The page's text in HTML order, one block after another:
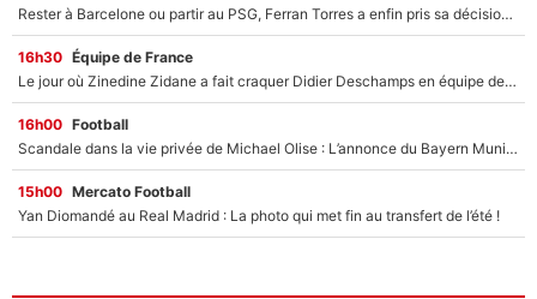
Rester à Barcelone ou partir au PSG, Ferran Torres a enfin pris sa décision : La course contre la montre est lancée !
16h30 Équipe de France
Le jour où Zinedine Zidane a fait craquer Didier Deschamps en équipe de France : «Je m’en suis voulu», l’ancien sélectionneur a regretté son geste !
16h00 Football
Scandale dans la vie privée de Michael Olise : L’annonce du Bayern Munich sur son enfant caché
15h00 Mercato Football
Yan Diomandé au Real Madrid : La photo qui met fin au transfert de l’été !